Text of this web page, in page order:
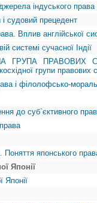
джерела індуського права
судовий прецедент
Вплив англійської
системі сучасної Індії
ГРУПА
групи правових
і філолофсько-
до суб`єктивного
японського права
Японії
Японії